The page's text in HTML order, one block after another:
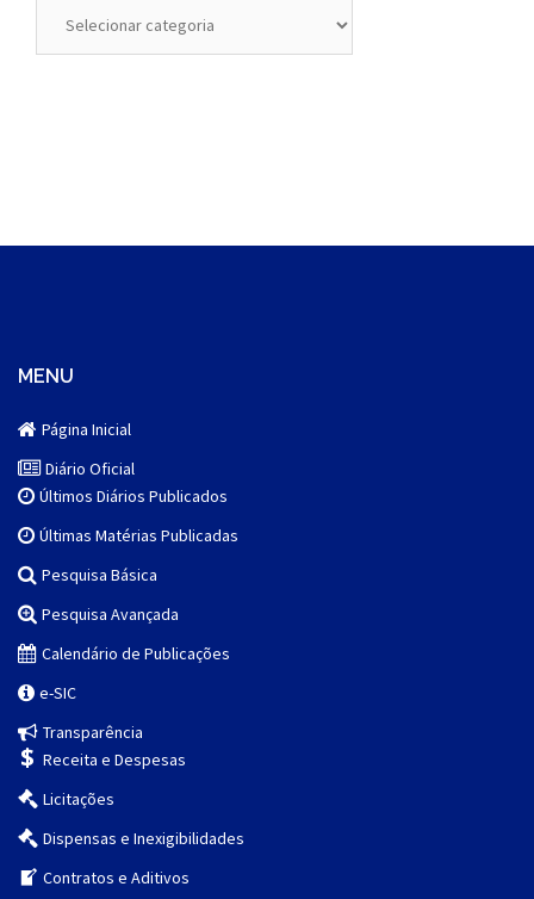
MENU
Página Inicial
Diário Oficial
Últimos Diários Publicados
Últimas Matérias Publicadas
Pesquisa Básica
Pesquisa Avançada
Calendário de Publicações
e-SIC
Transparência
Receita e Despesas
Licitações
Dispensas e Inexigibilidades
Contratos e Aditivos